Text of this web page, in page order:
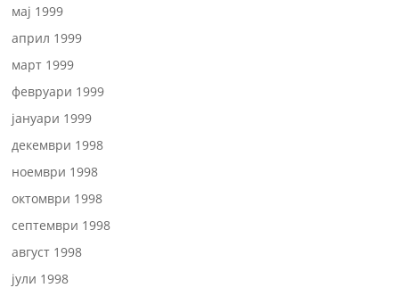
мај 1999
април 1999
март 1999
февруари 1999
јануари 1999
декември 1998
ноември 1998
октомври 1998
септември 1998
август 1998
јули 1998